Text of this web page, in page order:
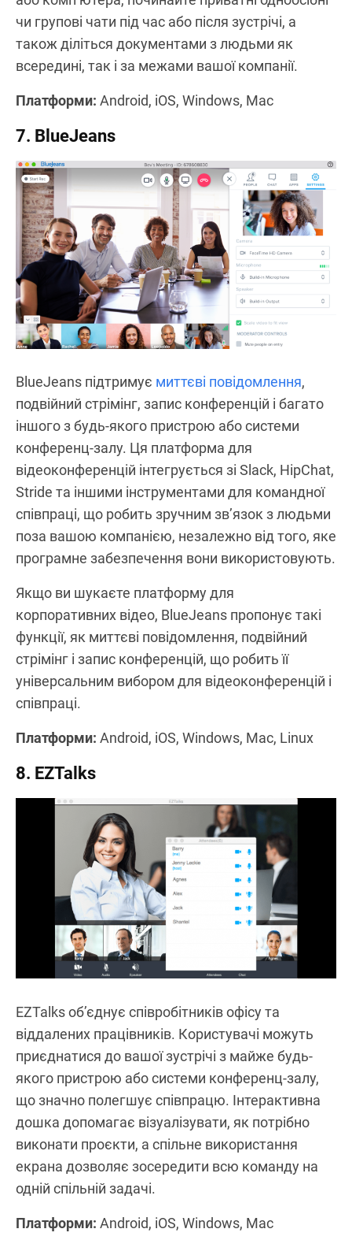
чи групові чати під час або після зустрічі, а
також діліться документами з людьми як
всередині, так і за межами вашої компанії.
Платформи: Android, iOS, Windows, Mac
7. BlueJeans
BlueJeans підтримує миттєві повідомлення,
подвійний стрімінг, запис конференцій і багато
іншого з будь-якого пристрою або системи
конференц-залу. Ця платформа для
відеоконференцій інтегрується зі Slack, HipChat,
Stride та іншими інструментами для командної
співпраці, що робить зручним зв’язок з людьми
поза вашою компанією, незалежно від того, яке
програмне забезпечення вони використовують.
Якщо ви шукаєте платформу для
корпоративних відео, BlueJeans пропонує такі
функції, як миттєві повідомлення, подвійний
стрімінг і запис конференцій, що робить її
універсальним вибором для відеоконференцій і
співпраці.
Платформи: Android, iOS, Windows, Mac, Linux
8. EZTalks
EZTalks об’єднує співробітників офісу та
віддалених працівників. Користувачі можуть
приєднатися до вашої зустрічі з майже будь-
якого пристрою або системи конференц-залу,
що значно полегшує співпрацю. Інтерактивна
дошка допомагає візуалізувати, як потрібно
виконати проєкти, а спільне використання
екрана дозволяє зосередити всю команду на
одній спільній задачі.
Платформи: Android, iOS, Windows, Mac